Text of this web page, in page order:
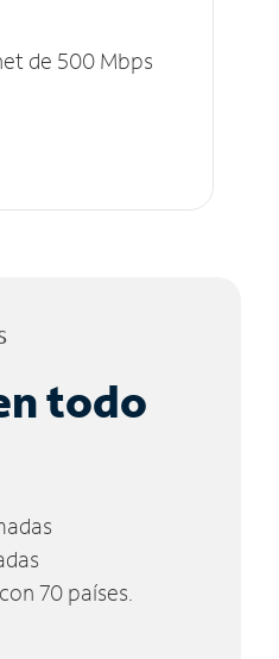
de 500 Mbps
todo
70 países.